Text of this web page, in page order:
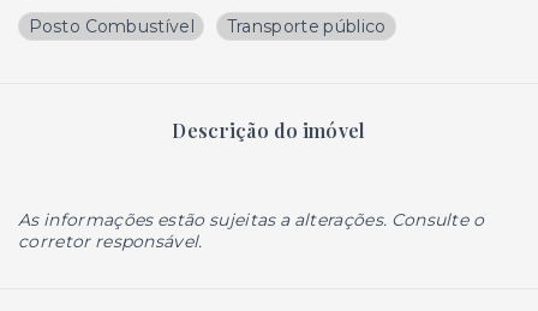
Posto Combustível
Transporte público
Descrição do imóvel
As informações estão sujeitas a alterações. Consulte o
corretor responsável.